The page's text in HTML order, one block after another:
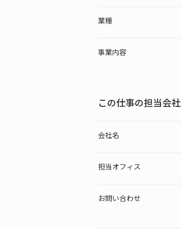
業種
事業内容
この仕事の担当会社
会社名
担当オフィス
お問い合わせ